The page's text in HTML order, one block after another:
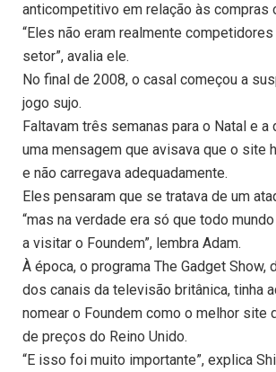
anticompetitivo em relação às compras
“Eles não eram realmente
setor”, avalia ele.
No final de 2008, o casal começou a
jogo sujo.
Faltavam três semanas para o Natal e a
uma mensagem que avisava que o site
e não carregava adequadamente.
Eles pensaram que se tratava de um
“mas na verdade era só que todo
a visitar o Foundem”, lembra Adam.
À época, o programa The Gadget Show,
dos canais da televisão britânica, tinha
nomear o Foundem como o melhor site
de preços do Reino Unido.
“E isso foi muito importante”, explica